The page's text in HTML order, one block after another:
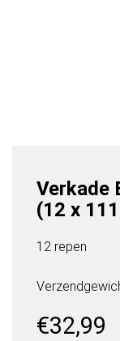
Verkade
(12 x
12 repen
€32,99